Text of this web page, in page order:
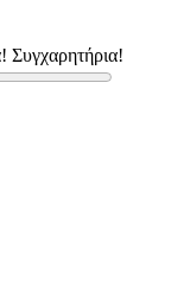
Συγχαρητήρια!